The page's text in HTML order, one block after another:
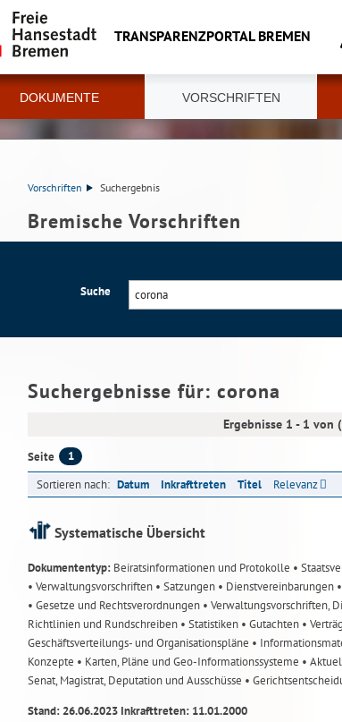
TRANSPARENZPORTAL BREMEN
DOKUMENTE VORSCHRIFTEN
Vorschriften Suchergebnis
Bremische Vorschriften
Suche
Suchergebnisse für: corona
Ergebnisse 1 - 1 von
Seite 1
Sortieren nach: Datum Inkrafttreten Titel Relevanz
Systematische Übersicht
Dokumententyp: Beiratsinformationen und Protokolle •
• Verwaltungsvorschriften • Satzungen • Dienstvereinbarungen
• Gesetze und Rechtsverordnungen • Verwaltungsvorschriften,
Richtlinien und Rundschreiben • Statistiken • Gutachten •
Geschäftsverteilungs- und Organisationspläne •
Konzepte • Karten, Pläne und Geo-Informationssysteme •
Senat, Magistrat, Deputation und Ausschüsse •
Stand: 26.06.2023 Inkrafttreten: 11.01.2000